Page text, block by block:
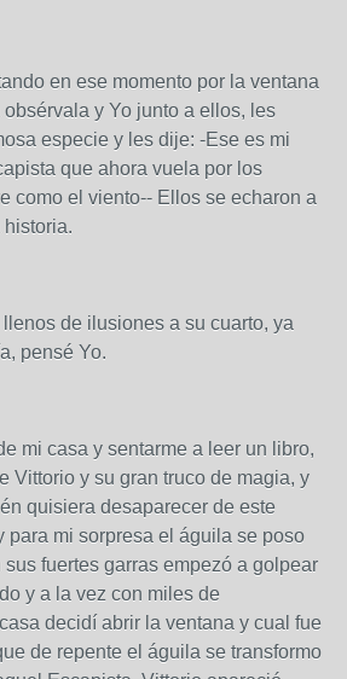
en ese momento por la ventana
y Yo junto a ellos, les
especie y les dije: -Ese es mi
que ahora vuela por los
como el viento-- Ellos se echaron a
historia.
de ilusiones a su cuarto, ya
pensé Yo.
mi casa y sentarme a leer un libro,
Vittorio y su gran truco de magia, y
quisiera desaparecer de este
para mi sorpresa el águila se poso
fuertes garras empezó a golpear
y a la vez con miles de
decidí abrir la ventana y cual fue
de repente el águila se transformo